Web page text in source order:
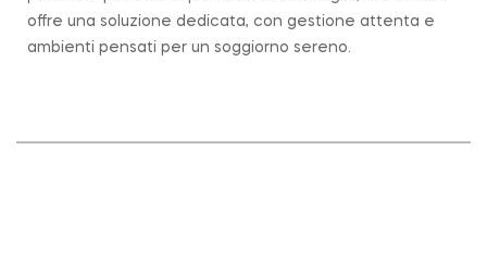
offre una soluzione dedicata, con gestione attenta e
ambienti pensati per un soggiorno sereno.